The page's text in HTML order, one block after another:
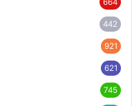
664
442
921
621
745